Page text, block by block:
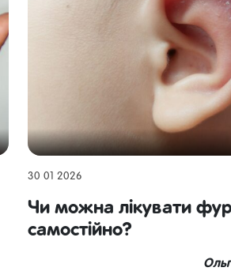
30 01 2026
Чи можна лікувати
самостійно?